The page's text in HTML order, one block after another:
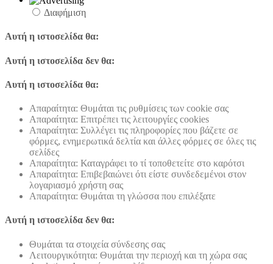
Διαφήμιση
Αυτή η ιστοσελίδα θα:
Αυτή η ιστοσελίδα δεν θα:
Αυτή η ιστοσελίδα θα:
Απαραίτητα: Θυμάται τις ρυθμίσεις των cookie σας
Απαραίτητα: Επιτρέπει τις λειτουργίες cookies
Απαραίτητα: Συλλέγει τις πληροφορίες που βάζετε σε
φόρμες, ενημερωτικά δελτία και άλλες φόρμες σε όλες τις
σελίδες
Απαραίτητα: Καταγράφει το τί τοποθετείτε στο καρότσι
Απαραίτητα: Επιβεβαιώνει ότι είστε συνδεδεμένοι στον
λογαριασμό χρήστη σας
Απαραίτητα: Θυμάται τη γλώσσα που επιλέξατε
Αυτή η ιστοσελίδα δεν θα:
Θυμάται τα στοιχεία σύνδεσης σας
Λειτουργικότητα: Θυμάται την περιοχή και τη χώρα σας